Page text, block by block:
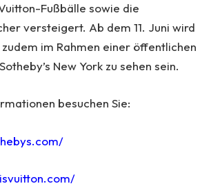
Fußbälle sowie die
versteigert. Ab dem 11. Juni wird
im Rahmen einer öffentlichen
New York zu sehen sein.
besuchen Sie: